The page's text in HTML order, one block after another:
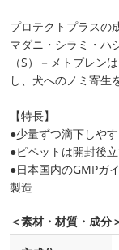
プロテクトプラスの
マダニ・シラミ・ハ
（S）－メトプレン
し、犬へのノミ寄生
【特長】
●少量ずつ滴下しや
●ピペットは開封後
●日本国内のGMPガ
製造
＜素材・材質・成分